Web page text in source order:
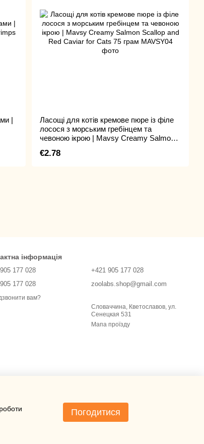
|
Ласощі для котів кремове пюре із філе
лосося з морським гребінцем та
чевоною ікрою | Mavsy Creamy Salmon
€2.78
інформація
177 028
177 028
вам?
+421 905 177 028
zoolabs.shop@gmail.com
Словаччина, Кветославов, ул.
Сенецкая 531
Мапа проїзду
Погодитися